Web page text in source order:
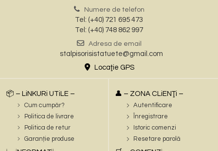
Numere de telefon
Tel: (+40) 721 695 473
Tel: (+40) 748 862 997
Adresa de email
stalpisorisistatuete@gmail.com
Locaţie GPS
📦 – LiNKURi UTiLE –
Cum cumpăr?
Politica de livrare
Politica de retur
Garanție produse
👤 – ZONA CLiENŢi –
Autentificare
Înregistrare
Istoric comenzi
Resetare parolă